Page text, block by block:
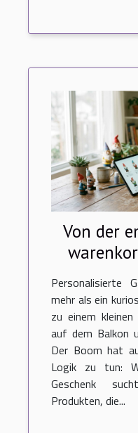
Von der
Personalisierte
mehr als ein
zu einem
auf dem Balkon
Der Boom hat
Logik zu tun:
Geschenk
Produkten, die...